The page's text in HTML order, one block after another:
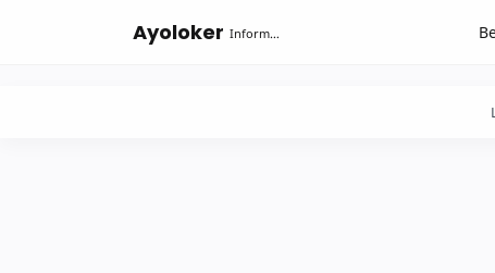
Ayoloker Informasi lowongan khusus Fresh Graduate lulusan Diploma-Sarjana....